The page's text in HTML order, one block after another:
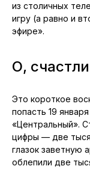
из столичных
игру (а равно и
эфире».
О,
Это короткое
попасть 19
«Центральный».
цифры — две
глазок заветную
облепили две